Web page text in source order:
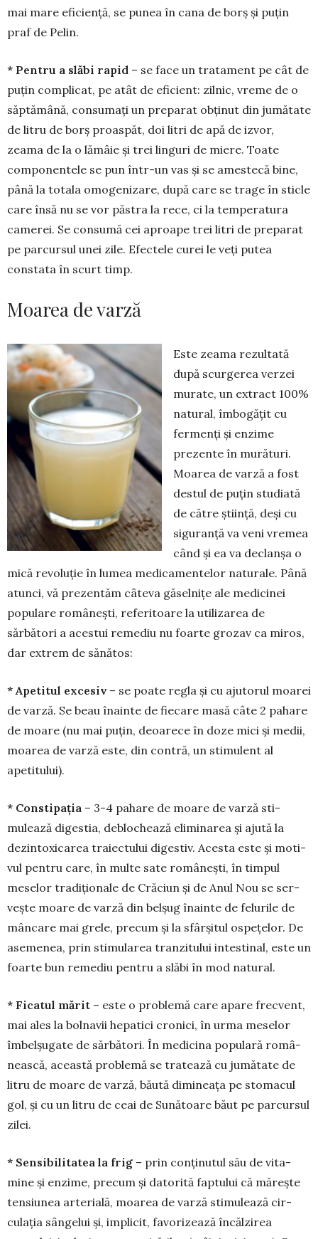
mai mare eficiență, se punea în cana de borș și puțin
praf de Pelin.
* Pentru a slăbi rapid – se face un tratament pe cât de
puțin complicat, pe atât de efi­cient: zilnic, vreme de o
săptămână, con­sumați un preparat obținut din ju­mă­tate
de litru de borș proaspăt, doi litri de apă de izvor,
zeama de la o lămâie și trei linguri de miere. Toate
componentele se pun într-un vas și se amestecă bine,
până la totala omogenizare, după care se trage în sticle
care însă nu se vor păstra la rece, ci la tem­peratura
camerei. Se consumă cei aproape trei litri de preparat
pe parcursul unei zile. Efectele curei le veți putea
constata în scurt timp.
Moarea de varză
Este zeama rezultată
după scurgerea ver­zei
mu­rate, un extract 100%
natural, îmbo­gă­țit cu
fermenți și enzime
prezente în murături.
Moarea de varză a fost
destul de pu­țin stu­diată
de către știință, deși cu
siguranță va veni vremea
când și ea va declanșa o
mică revo­luție în lumea medica­men­telor naturale. Până
atunci, vă prezentăm câteva gă­sel­nițe ale medicinei
populare româ­nești, referitoare la utilizarea de
sărbători a acestui remediu nu foarte grozav ca miros,
dar extrem de sănătos:
* Apetitul excesiv – se poate regla și cu ajutorul moarei
de varză. Se beau înainte de fiecare masă câte 2 pahare
de moare (nu mai puțin, deoarece în doze mici și medii,
moarea de varză este, din contră, un stimulent al
apetitului).
* Constipația – 3-4 pahare de moare de varză sti­
mulează digestia, deblochează elimi­narea și ajută la
dezin­toxicarea traiec­tului digestiv. Acesta este și mo­ti­
vul pentru care, în multe sate românești, în tim­pul
meselor tra­diționale de Crăciun și de Anul Nou se ser­
vește moare de varză din belșug înainte de felurile de
mâncare mai grele, precum și la sfârșitul ospețelor. De
ase­menea, prin stimu­la­rea tran­zi­tului intes­ti­nal, este un
foarte bun re­mediu pentru a slăbi în mod natu­ral.
* Ficatul mărit – este o problemă care apare frec­vent,
mai ales la bol­navii hepatici cro­nici, în urma me­se­lor
îm­belșugate de sărbă­tori. În me­dicina popu­lară româ­
neas­că, această pro­blemă se tra­tea­ză cu jumă­tate de
litru de moa­re de var­ză, bă­ută di­mi­neața pe sto­macul
gol, și cu un litru de ceai de Sună­toare bă­ut pe par­cur­sul
zilei.
* Sensibilitatea la frig – prin con­­ținutul său de vita­
mine și en­zi­­me, precum și datorită faptului că mă­rește
tensiunea arte­rială, moarea de varză stimulează cir­
culația sângelui și, implicit, fa­vo­rizează încălzirea